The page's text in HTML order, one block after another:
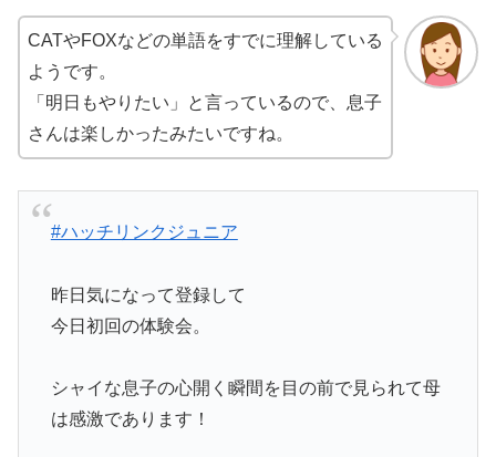
CATやFOXなどの単語をすでに理解している
ようです。
「明日もやりたい」と言っているので、息子
さんは楽しかったみたいですね。
#ハッチリンクジュニア
昨日気になって登録して
今日初回の体験会。
シャイな息子の心開く瞬間を目の前で見られて母
は感激であります！